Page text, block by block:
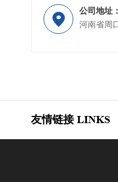
公司地址：
河南省周
友情链接 LINKS